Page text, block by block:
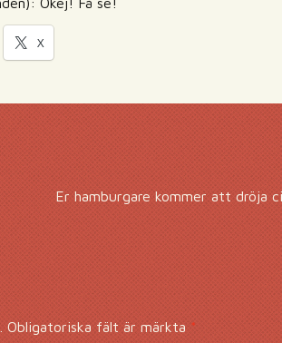
X
Er hamburgare kommer att dröja
Obligatoriska fält är märkta*